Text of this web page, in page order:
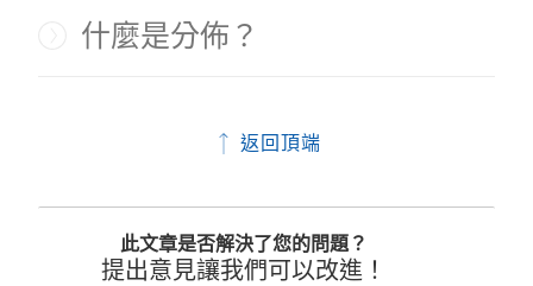
什麼是分佈？
返回頂端
此文章是否解決了您的問題？
提出意見讓我們可以改進！